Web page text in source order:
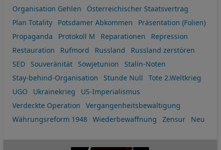
Organisation Gehlen
Österreichischer Staatsvertrag
Plan Totality
Potsdamer Abkommen
Präsentation (Folien)
Propaganda
Protokoll M Reparationen
Repression
Restauration
Rufmord Russland
Russland zerstören
SED
Souveränität Sowjetunion
Stalin-Noten
Stay-behind-Organisation
Stunde Null
Tote 2.Weltkrieg
UGO
Ukrainekrieg
US-Imperialismus
Verdeckte Operation
Vergangenheitsbewältigung
Währungsreform 1948
Wiederbewaffnung Zensur Neu